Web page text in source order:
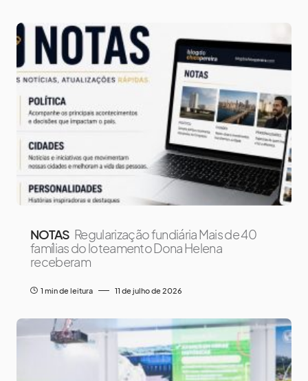
NOTAS Regularização fundiária Mais de 40
famílias do loteamento Dona Helena
receberam
1 min de leitura 11 de julho de 2026